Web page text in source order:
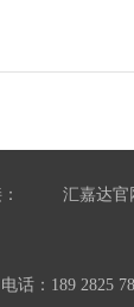
汇嘉达官
话：189 2825